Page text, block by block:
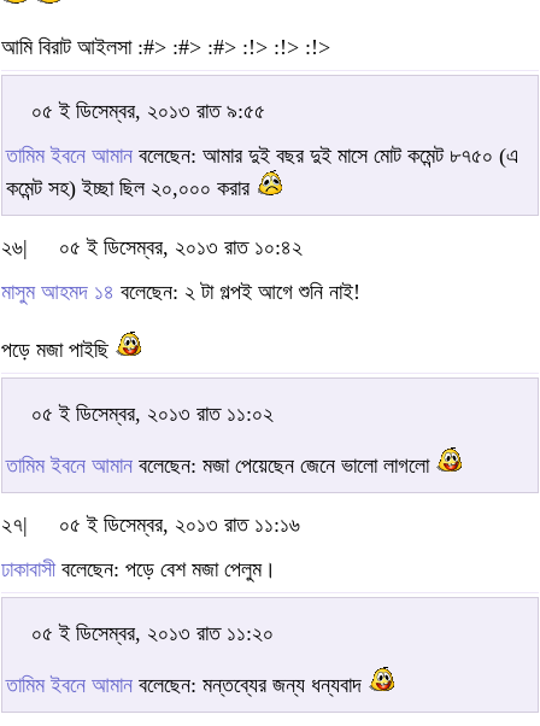
আমি বিরাট আইলসা :#> :#> :#> :!> :!> :!>
০৫ ই ডিসেম্বর, ২০১৩ রাত ৯:৫৫
তামিম ইবনে আমান বলেছেন: আমার দুই বছর দুই মাসে মোট কমেন্ট ৮৭৫০ (এ
কমেন্ট সহ) ইচ্ছা ছিল ২০,০০০ করার
২৬|
০৫ ই ডিসেম্বর, ২০১৩ রাত ১০:৪২
মাসুম আহমদ ১৪ বলেছেন: ২ টা গল্পই আগে শুনি নাই!
পড়ে মজা পাইছি
০৫ ই ডিসেম্বর, ২০১৩ রাত ১১:০২
তামিম ইবনে আমান বলেছেন: মজা পেয়েছেন জেনে ভালো লাগলো
২৭|
০৫ ই ডিসেম্বর, ২০১৩ রাত ১১:১৬
ঢাকাবাসীবলেছেন: পড়ে বেশ মজা পেলুম।
০৫ ই ডিসেম্বর, ২০১৩ রাত ১১:২০
তামিম ইবনে আমান বলেছেন: মন্তব্যের জন্য ধন্যবাদ